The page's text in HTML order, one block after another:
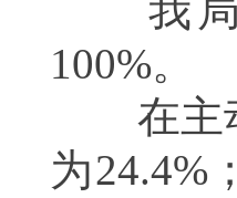
我局
100%。
在主动
为24.4%